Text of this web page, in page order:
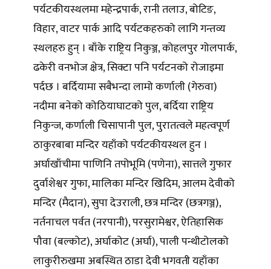
पर्यटकीयस्थलमा महेन्द्रपार्क, रानी तलाउ, बोटिङ,
विहार, वाटर पार्क आदि पर्यटकहरुको लागि गन्तव्य
स्थलहरु हुन् । बाँके राष्ट्रिय निकुञ्ज, कोहलपुर गोलपार्क,
ढकेरी वनभोज क्षेत्र, सिक्टा पनि पर्यटनको रोजाइमा
पर्दछ । बर्दियामा सबैभन्दा लामो कर्णाली (गेरुवा)
नदीमा बनेको कोठियाघाटको पुल, बर्दिया राष्ट्रिय
निकुन्ज, कर्णाली चिसापानी पुल, पुरातत्वले महत्वपूर्ण
ठाकुरबाबा मन्दिर यहाँको पर्यटकीयस्थल हुन ।
अर्घाखाँचीमा पाणिनि तपोभूमि (पणेना), सात्तले गुफार
दुर्वाशेश्वर गुफा, मालिका मन्दिर खिदिम, आलम देवीको
मन्दिर (मैदान), सुपा देउराली, छत्र मन्दिर (छत्रगञ्ज),
नर्तनाचल पर्वत (नरपानी), परसुरामेश्वर, ऐतिहासिक
पौवा (बल्कोट), अर्घाकोट (अर्घा), पाली पन्थीटोलको
लाकुरीरुखमा अबस्थित ठाडा देवी भगवती यहाँका